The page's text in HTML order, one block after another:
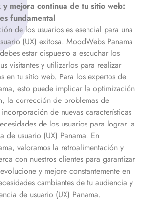
y mejora continua de tu sitio web:
fundamental
de los usuarios es esencial para una
(UX) exitosa. MoodWebs Panama
estar dispuesto a escuchar los
visitantes y utilizarlos para realizar
en tu sitio web. Para los expertos de
esto puede implicar la optimización
la corrección de problemas de
de nuevas características
de los usuarios para lograr la
de usuario (UX) Panama. En
valoramos la retroalimentación y
con nuestros clientes para garantizar
y mejore constantemente en
cambiantes de tu audiencia y
de usuario (UX) Panama.